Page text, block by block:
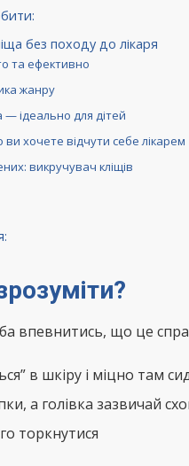
без походу до лікаря
та ефективно
жанру
— ідеально для дітей
хочете відчути себе лікарем
викручувач кліщів
впевнитись, що це
в шкіру і міцно там
а голівка зазвичай
торкнутися